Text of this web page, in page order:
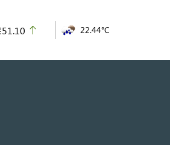
22.44°C